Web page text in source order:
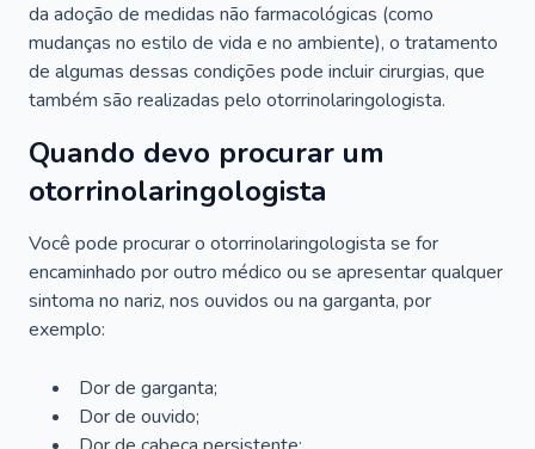
da adoção de medidas não farmacológicas (como
mudanças no estilo de vida e no ambiente), o tratamento
de algumas dessas condições pode incluir cirurgias, que
também são realizadas pelo otorrinolaringologista.
Quando devo procurar um
otorrinolaringologista
Você pode procurar o otorrinolaringologista se for
encaminhado por outro médico ou se apresentar qualquer
sintoma no nariz, nos ouvidos ou na garganta, por
exemplo:
Dor de garganta;
Dor de ouvido;